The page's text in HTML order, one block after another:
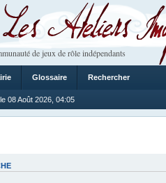
Ateliers Imaginaires
de jeux de rôle indépendants
Glossaire Rechercher
08 Août 2026, 04:05